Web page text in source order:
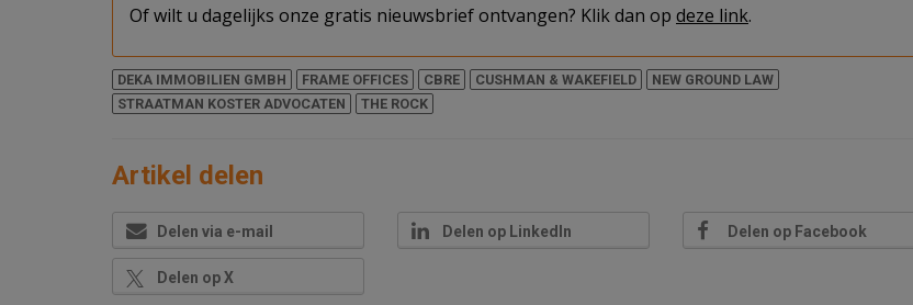
Of wilt u dagelijks onze gratis nieuwsbrief ontvangen? Klik dan op deze link.
DEKA IMMOBILIEN GMBH FRAME OFFICES CBRE CUSHMAN & WAKEFIELD
NEW GROUND LAW
STRAATMAN KOSTER ADVOCATEN
THE ROCK
Artikel delen
Delen via e-mail Delen op LinkedIn Delen op Facebook
Delen op X